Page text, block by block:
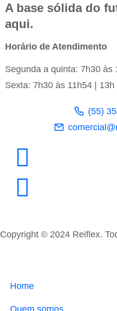
A base sólida do
aqui.
Horário de Atendimento
Segunda a quinta: 7h30 às
Sexta: 7h30 às 11h54 | 13h
(55)
Copyright © 2024 Reiflex.
Home
Quem somos